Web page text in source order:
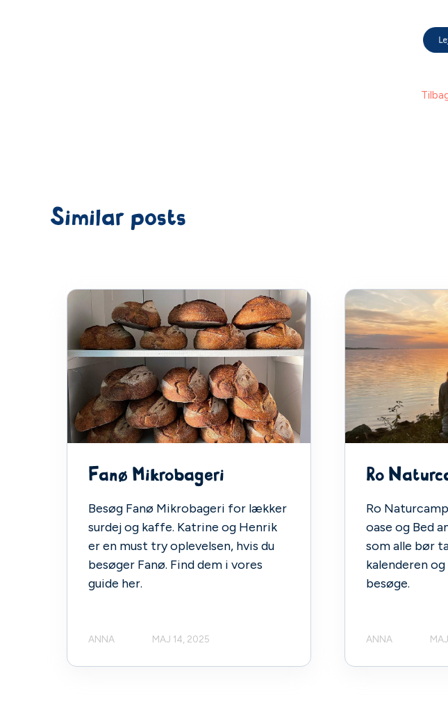
Similar posts
Fanø Mikrobageri
Besøg Fanø Mikrobageri for lækker
surdej og kaffe. Katrine og Henrik
er en must try oplevelsen, hvis du
besøger Fanø. Find dem i vores
guide her.
ANNA MAJ 14, 2025
Ro
Ro
oase og Bed
som alle bør
kalenderen
besøge.
ANNA